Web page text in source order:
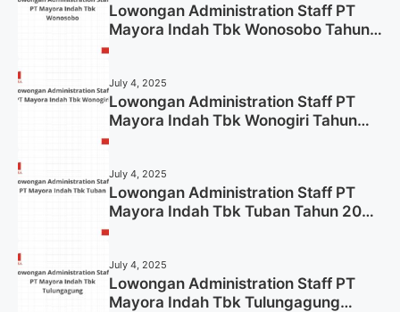
Lowongan Administration Staff PT
Mayora Indah Tbk Wonosobo Tahun
July 4, 2025
Lowongan Administration Staff PT
Mayora Indah Tbk Wonogiri Tahun
July 4, 2025
Lowongan Administration Staff PT
Mayora Indah Tbk Tuban Tahun 2025
July 4, 2025
Lowongan Administration Staff PT
Mayora Indah Tbk Tulungagung